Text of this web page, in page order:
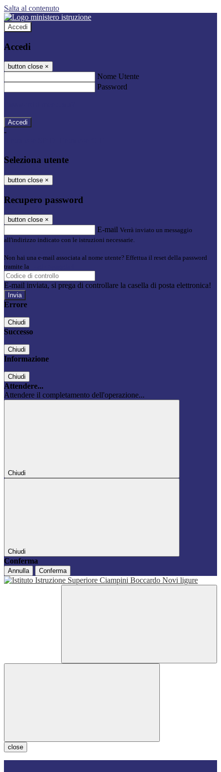
Salta al contenuto
Accedi
Accedi
button close ×
Nome Utente
Password
-
Seleziona utente
button close ×
Recupero password
button close ×
E-mail Verrà inviato un messaggio
all'indirizzo indicato con le istruzioni necessarie.
Non hai una e-mail associata al nome utente? Effettua il reset della password
tramite la
E-mail inviata, si prega di controllare la casella di posta elettronica!
Errore
Chiudi
Successo
Chiudi
Informazione
Chiudi
Attendere...
Attendere il completamento dell'operazione...
Chiudi
Chiudi
Conferma
Annulla Conferma
close